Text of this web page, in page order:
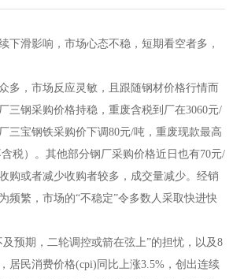
下滑影响，市场心态不稳，短期看空者多，
多，市场反应灵敏，且跟随钢材价格行情而
三钢采购价格持稳，重废含税到厂在3060元/
三宝钢铁采购价下调80元/吨，重废现款最高
税）。其他部分钢厂采购价格近日也有70元/
购或者减少收购者较多，成交量减少。经销
频繁，市场的“不稳定”令多数人采取快进快
预期，二轮调控或箭在弦上”的担忧，以及8
居民消费价格(cpi)同比上涨3.5%，创出连续